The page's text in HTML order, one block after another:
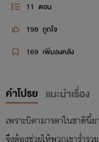
11 ตอน
198 ถูกใจ
169 เพิ่มลงคลัง
คำโปรย แนะนำเรื่อง
เพราะบิดามารดาในชาตินี้
จึงต้องช่วยให้พวกเขาร่ำร